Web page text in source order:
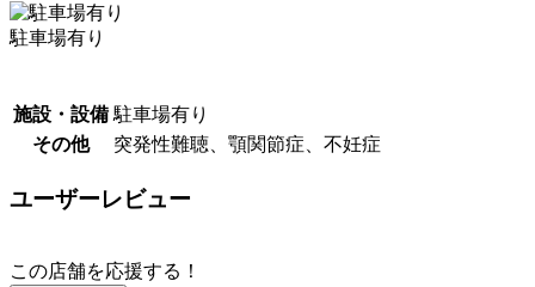
駐車場有り
施設・設備 駐車場有り
その他
突発性難聴、顎関節症、不妊症
ユーザーレビュー
この店舗を応援する！